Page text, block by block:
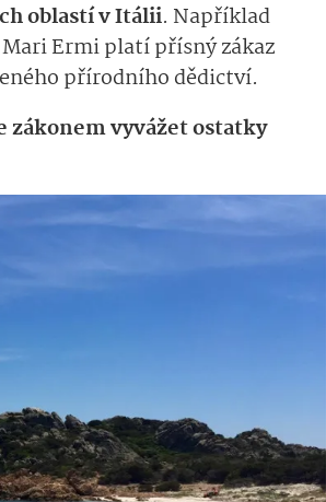
oblastí v Itálii. Například
Ermi platí přísný zákaz
přírodního dědictví.
zákonem vyvážet ostatky